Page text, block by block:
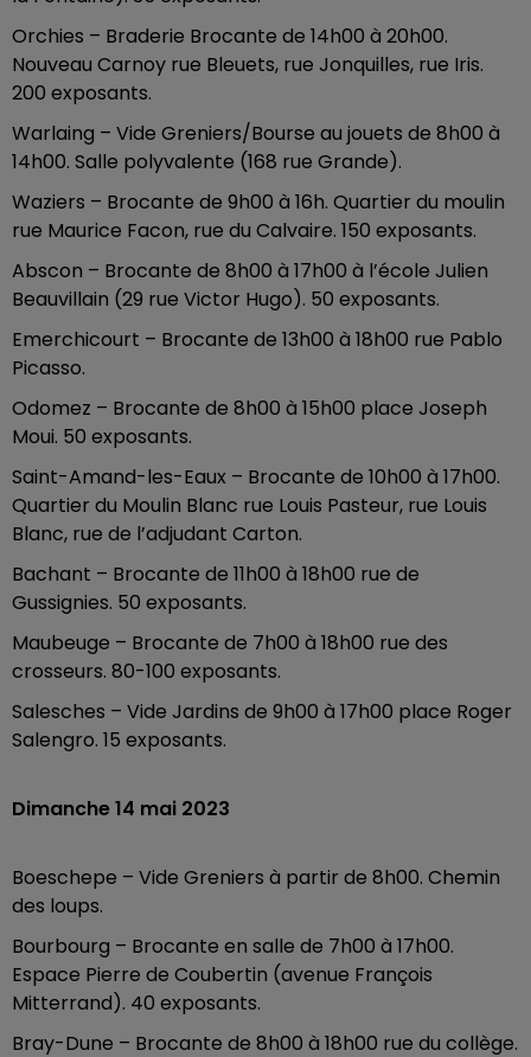
Orchies – Braderie Brocante de 14h00 à 20h00.
Nouveau Carnoy rue Bleuets, rue Jonquilles, rue Iris.
200 exposants.
Warlaing – Vide Greniers/Bourse au jouets de 8h00 à
14h00. Salle polyvalente (168 rue Grande).
Waziers – Brocante de 9h00 à 16h. Quartier du moulin
rue Maurice Facon, rue du Calvaire. 150 exposants.
Abscon – Brocante de 8h00 à 17h00 à l’école Julien
Beauvillain (29 rue Victor Hugo). 50 exposants.
Emerchicourt – Brocante de 13h00 à 18h00 rue Pablo
Picasso.
Odomez – Brocante de 8h00 à 15h00 place Joseph
Moui. 50 exposants.
Saint-Amand-les-Eaux – Brocante de 10h00 à 17h00.
Quartier du Moulin Blanc rue Louis Pasteur, rue Louis
Blanc, rue de l’adjudant Carton.
Bachant – Brocante de 11h00 à 18h00 rue de
Gussignies. 50 exposants.
Maubeuge – Brocante de 7h00 à 18h00 rue des
crosseurs. 80-100 exposants.
Salesches – Vide Jardins de 9h00 à 17h00 place Roger
Salengro. 15 exposants.
Dimanche 14 mai 2023
Boeschepe – Vide Greniers à partir de 8h00. Chemin
des loups.
Bourbourg – Brocante en salle de 7h00 à 17h00.
Espace Pierre de Coubertin (avenue François
Mitterrand). 40 exposants.
Bray-Dune – Brocante de 8h00 à 18h00 rue du collège.